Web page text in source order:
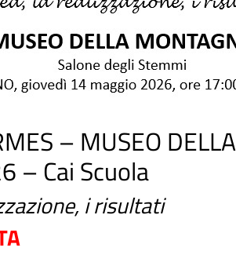
– MUSEO
– Cai Scuola
i risultati